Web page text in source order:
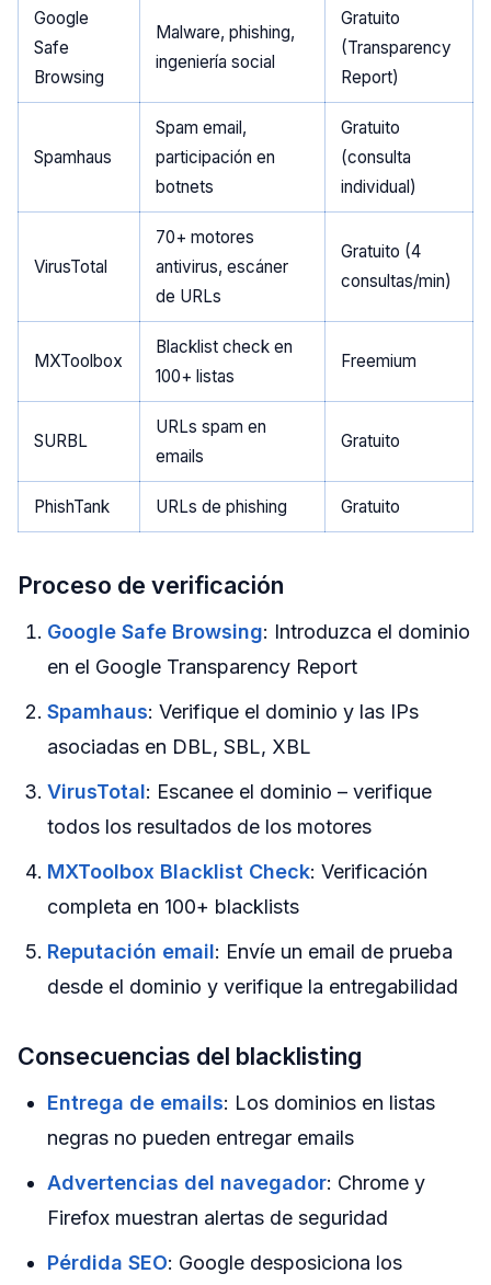
Google
Safe
Browsing
Malware, phishing,
ingeniería social
Gratuito
(Transparency
Report)
Spamhaus
Spam email,
participación en
botnets
Gratuito
(consulta
individual)
VirusTotal
70+ motores
antivirus, escáner
de URLs
Gratuito (4
consultas/min)
MXToolbox
Blacklist check en
100+ listas
Freemium
SURBL
URLs spam en
emails
Gratuito
PhishTank URLs de phishing Gratuito
Proceso de verificación
Google Safe Browsing: Introduzca el dominio
en el Google Transparency Report
Spamhaus: Verifique el dominio y las IPs
asociadas en DBL, SBL, XBL
VirusTotal: Escanee el dominio – verifique
todos los resultados de los motores
MXToolbox Blacklist Check: Verificación
completa en 100+ blacklists
Reputación email: Envíe un email de prueba
desde el dominio y verifique la entregabilidad
Consecuencias del blacklisting
Entrega de emails: Los dominios en listas
negras no pueden entregar emails
Advertencias del navegador: Chrome y
Firefox muestran alertas de seguridad
Pérdida SEO: Google desposiciona los